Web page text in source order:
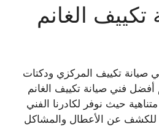
الغانم
تكييف المركزي ودكتات
فني صيانة تكييف الغانم
حيث نوفر لكادرنا الفني
للكشف عن الأعطال والمشاكل